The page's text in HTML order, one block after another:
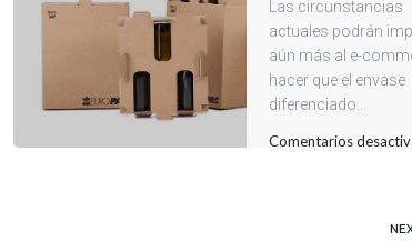
Las circunstancias
actuales podrán
aún más al e-
hacer que el envase
diferenciado...
Comentarios